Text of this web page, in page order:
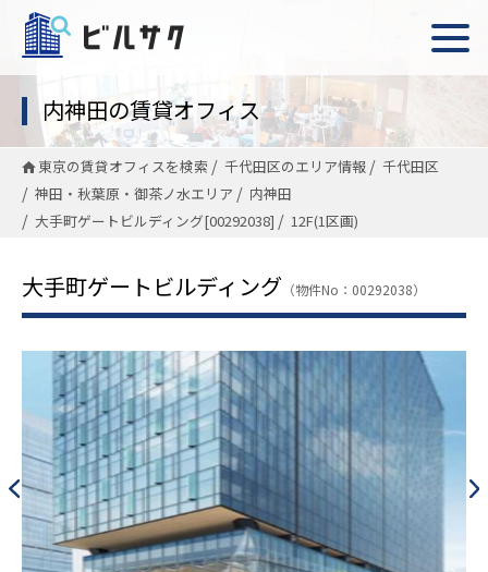
内神田の賃貸オフィス
東京の賃貸オフィスを検索 千代田区のエリア情報
千代田区
神田・秋葉原・御茶ノ水エリア
内神田
大手町ゲートビルディング[00292038]
12F(1区画)
大手町ゲートビルディング （物件No：00292038）